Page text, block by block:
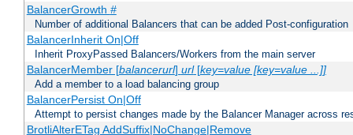
BalancerGrowth #
Number of additional Balancers that can be added Post-configuration
BalancerInherit On|Off
Inherit ProxyPassed Balancers/Workers from the main server
BalancerMember [balancerurl] url[key=value [key=value ...]]
Add a member to a load balancing group
BalancerPersist On|Off
Attempt to persist changes made by the Balancer Manager across
BrotliAlterETag AddSuffix|NoChange|Remove